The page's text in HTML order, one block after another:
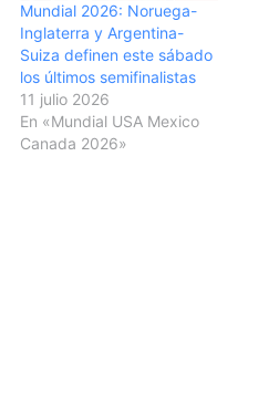
Mundial 2026: Noruega-
Inglaterra y Argentina-
Suiza definen este sábado
los últimos semifinalistas
11 julio 2026
En «Mundial USA Mexico
Canada 2026»